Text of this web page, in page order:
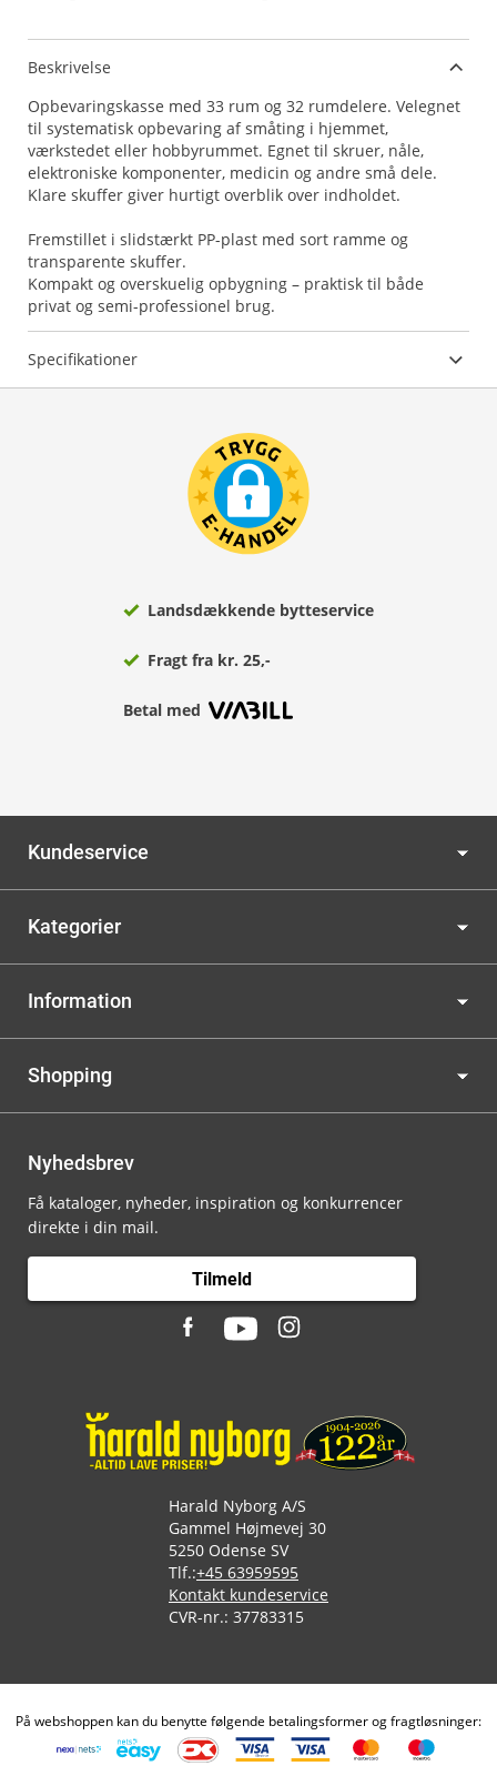
Beskrivelse
Opbevaringskasse med 33 rum og 32 rumdelere. Velegnet
til systematisk opbevaring af småting i hjemmet,
værkstedet eller hobbyrummet. Egnet til skruer, nåle,
elektroniske komponenter, medicin og andre små dele.
Klare skuffer giver hurtigt overblik over indholdet.
Fremstillet i slidstærkt PP-plast med sort ramme og
transparente skuffer.
Kompakt og overskuelig opbygning – praktisk til både
privat og semi-professionel brug.
Specifikationer
Landsdækkende bytteservice
Fragt fra kr. 25,-
Betal med
Kundeservice
Kategorier
Information
Shopping
Nyhedsbrev
Få kataloger, nyheder, inspiration og konkurrencer
direkte i din mail.
Tilmeld
Harald Nyborg A/S
Gammel Højmevej 30
5250 Odense SV
Tlf.:+45 63959595
Kontakt kundeservice
CVR-nr.: 37783315
På webshoppen kan du benytte følgende betalingsformer og fragtløsninger: